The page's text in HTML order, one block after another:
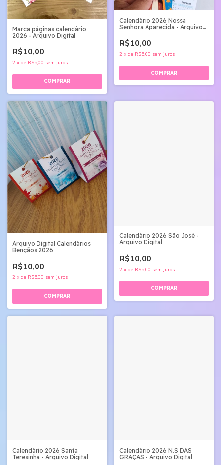
Marca páginas calendário
2026 - Arquivo Digital
R$10,00
2 x de R$5,00 sem juros
Calendário 2026 Nossa
Senhora Aparecida - Arquivo
R$10,00
2 x de R$5,00 sem juros
Arquivo Digital Calendários
Bençãos 2026
R$10,00
2 x de R$5,00 sem juros
Calendário 2026 São José -
Arquivo Digital
R$10,00
2 x de R$5,00 sem juros
Calendário 2026 Santa
Teresinha - Arquivo Digital
Calendário 2026 N.S DAS
GRAÇAS - Arquivo Digital